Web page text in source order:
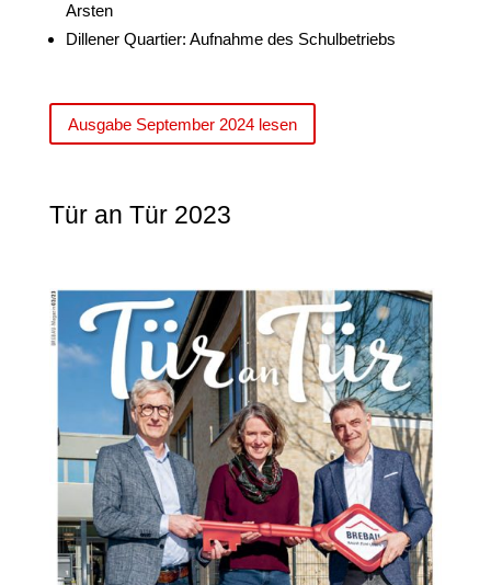
Arsten
Dillener Quartier: Aufnahme des Schulbetriebs
Ausgabe September 2024 lesen
Tür an Tür 2023